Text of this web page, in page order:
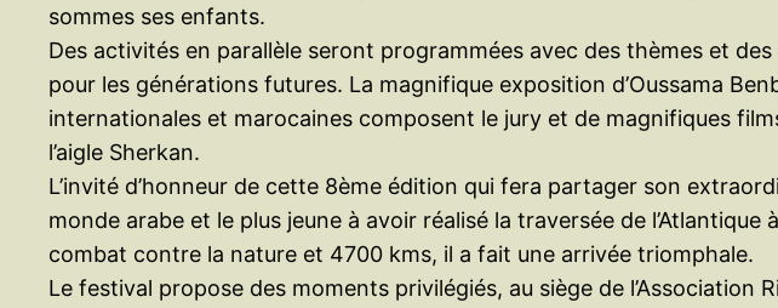
sommes ses enfants.
Des activités en parallèle seront programmées avec des thèmes et
pour les générations futures. La magnifique exposition d’Oussama
internationales et marocaines composent le jury et de magnifiques
l’aigle Sherkan.
L’invité d’honneur de cette 8ème édition qui fera partager son
monde arabe et le plus jeune à avoir réalisé la traversée de
combat contre la nature et 4700 kms, il a fait une arrivée triomphale.
Le festival propose des moments privilégiés, au siège de